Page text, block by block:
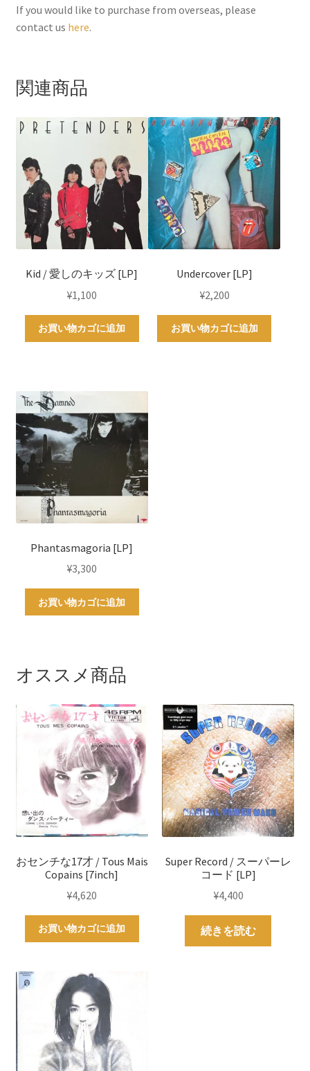
o
o
e
r
r
If you would like to purchase from overseas, please
contact us here.
関連商品
Kid / 愛しのキッズ [LP]
¥1,100
お買い物カゴに追加
Undercover [LP]
¥2,200
お買い物カゴに追加
Phantasmagoria [LP]
¥3,300
お買い物カゴに追加
オススメ商品
おセンチな17才 / Tous Mais
Copains [7inch]
¥4,620
お買い物カゴに追加
Super Record / スーパーレ
コード [LP]
¥4,400
続きを読む